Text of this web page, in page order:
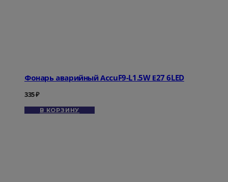
Фонарь аварийный АссuF9-L1.5W Е27 6LED
335₽
В КОРЗИНУ